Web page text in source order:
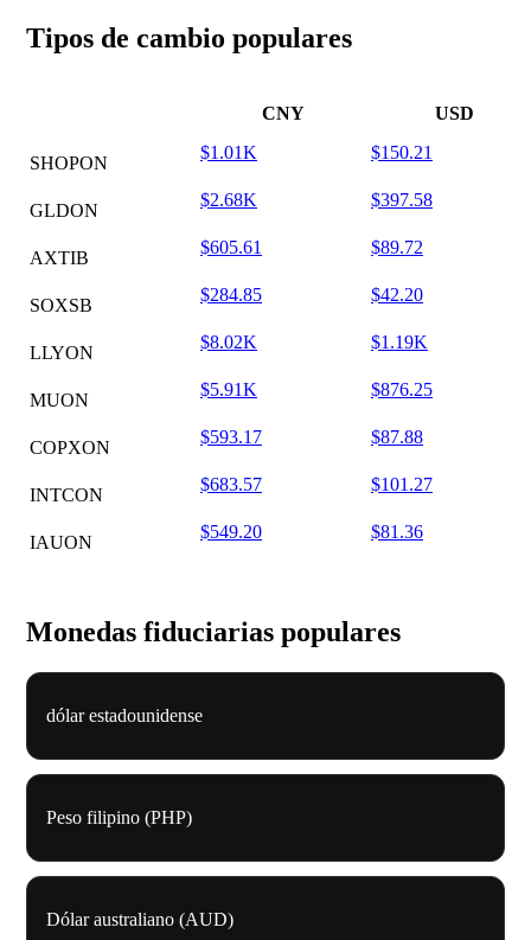
Tipos de cambio populares
CNY USD
SHOPON
$1.01K $150.21
GLDON
$2.68K $397.58
AXTIB
$605.61 $89.72
SOXSB
$284.85 $42.20
LLYON
$8.02K $1.19K
MUON
$5.91K $876.25
COPXON
$593.17 $87.88
INTCON
$683.57 $101.27
IAUON
$549.20 $81.36
Monedas fiduciarias populares
dólar estadounidense
Peso filipino (PHP)
Dólar australiano (AUD)